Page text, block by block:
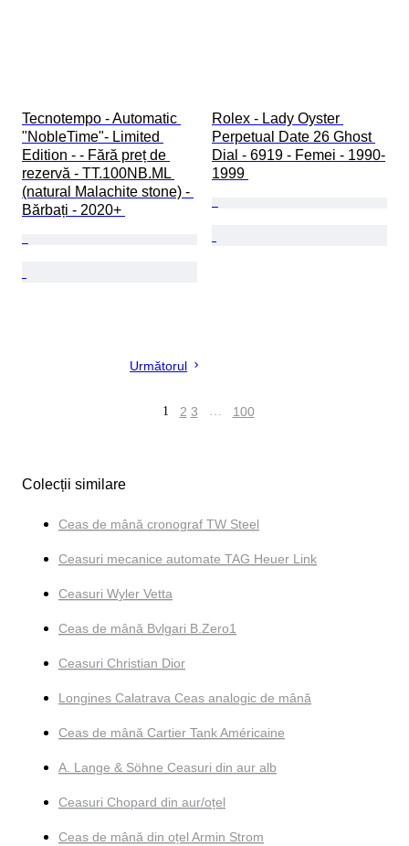
Tecnotempo - Automatic
"NobleTime"- Limited
Edition - - Fără preț de
rezervă - TT.100NB.ML
(natural Malachite stone) -
Bărbați - 2020+
Rolex - Lady Oyster
Perpetual Date 26 Ghost
Dial - 6919 - Femei - 1990-
1999
Următorul
1 2 3 … 100
Colecții similare
Ceas de mână cronograf TW Steel
Ceasuri mecanice automate TAG Heuer Link
Ceasuri Wyler Vetta
Ceas de mână Bvlgari B.Zero1
Ceasuri Christian Dior
Longines Calatrava Ceas analogic de mână
Ceas de mână Cartier Tank Américaine
A. Lange & Söhne Ceasuri din aur alb
Ceasuri Chopard din aur/oțel
Ceas de mână din oțel Armin Strom